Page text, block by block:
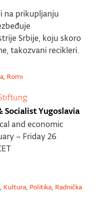
na prikupljanju
Srbije, koju skoro
takozvani recikleri.
, Romi
Socialist Yugoslavia
and economic
– Friday 26
, Kultura, Politika, Radnička